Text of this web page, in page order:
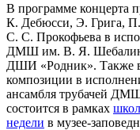
В программе концерта
К. Дебюсси, Э. Грига,
С. С. Прокофьева в
ДМШ им. В. Я.
ДШИ «Родник». Также
композиции в
ансамбля трубачей
состоится в рамках
недели в музее-